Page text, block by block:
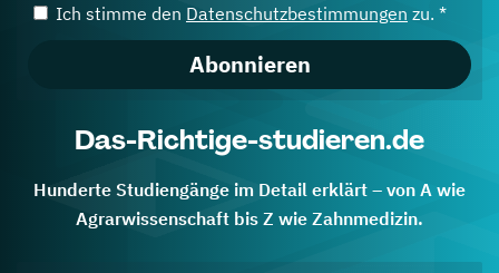
Ich stimme den Datenschutzbestimmungen zu. *
Abonnieren
Das-Richtige-studieren.de
Hunderte Studiengänge im Detail erklärt – von A wie
Agrarwissenschaft bis Z wie Zahnmedizin.